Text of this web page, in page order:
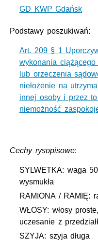
GD KWP Gdańsk
Podstawy poszukiwań:
Art. 209 § 1
wykonania
lub orzeczenia
niełożenie na
innej osoby i przez
niemożność
Cechy rysopisowe:
SYLWETKA: waga
wysmukła
RAMIONA / RAMIĘ:
WŁOSY: włosy
uczesanie z
SZYJA: szyja długa